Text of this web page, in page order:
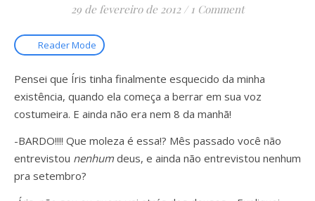
29 de fevereiro de 2012 / 1 Comment
Reader Mode
Pensei que Íris tinha finalmente esquecido da minha
existência, quando ela começa a berrar em sua voz
costumeira. E ainda não era nem 8 da manhã!
-BARDO!!!! Que moleza é essa!? Mês passado você não
entrevistou nenhum deus, e ainda não entrevistou nenhum
pra setembro?